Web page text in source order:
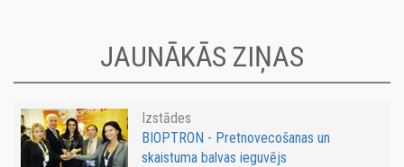
JAUNĀKĀS ZIŅAS
Izstādes
BIOPTRON - Pretnovecošanas un
skaistuma balvas ieguvējs